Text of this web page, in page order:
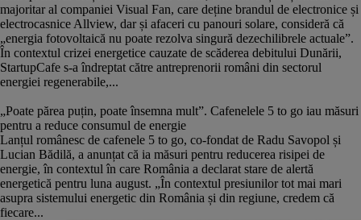
majoritar al companiei Visual Fan, care deține brandul de electronice și
electrocasnice Allview, dar și afaceri cu panouri solare, consideră că
„energia fotovoltaică nu poate rezolva singură dezechilibrele actuale”.
În contextul crizei energetice cauzate de scăderea debitului Dunării,
StartupCafe s-a îndreptat către antreprenorii români din sectorul
energiei regenerabile,...
„Poate părea puțin, poate însemna mult”. Cafenelele 5 to go iau măsuri
pentru a reduce consumul de energie
Lanțul românesc de cafenele 5 to go, co-fondat de Radu Savopol și
Lucian Bădilă, a anunțat că ia măsuri pentru reducerea risipei de
energie, în contextul în care România a declarat stare de alertă
energetică pentru luna august. „În contextul presiunilor tot mai mari
asupra sistemului energetic din România și din regiune, credem că
fiecare...